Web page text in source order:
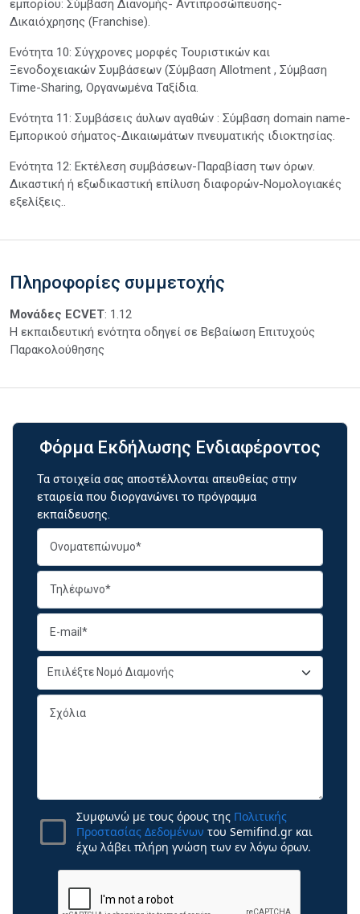
εμπορίου: Σύμβαση Διανομής- Αντιπροσώπευσης-
Δικαιόχρησης (Franchise).
Ενότητα 10: Σύγχρονες μορφές Τουριστικών και
Ξενοδοχειακών Συμβάσεων (Σύμβαση Allotment , Σύμβαση
Time-Sharing, Οργανωμένα Ταξίδια.
Ενότητα 11: Συμβάσεις άυλων αγαθών : Σύμβαση domain name-
Εμπορικού σήματος-Δικαιωμάτων πνευματικής ιδιοκτησίας.
Ενότητα 12: Εκτέλεση συμβάσεων-Παραβίαση των όρων.
Δικαστική ή εξωδικαστική επίλυση διαφορών-Νομολογιακές
εξελίξεις..
Πληροφορίες συμμετοχής
Μονάδες ECVET: 1.12
Η εκπαιδευτική ενότητα οδηγεί σε Βεβαίωση Επιτυχούς
Παρακολούθησης
Φόρμα Εκδήλωσης Ενδιαφέροντος
Τα στοιχεία σας αποστέλλονται απευθείας στην
εταιρεία που διοργανώνει το πρόγραμμα
εκπαίδευσης.
Συμφωνώ με τους όρους της Πολιτικής
Προστασίας Δεδομένων του Semifind.gr και
έχω λάβει πλήρη γνώση των εν λόγω όρων.